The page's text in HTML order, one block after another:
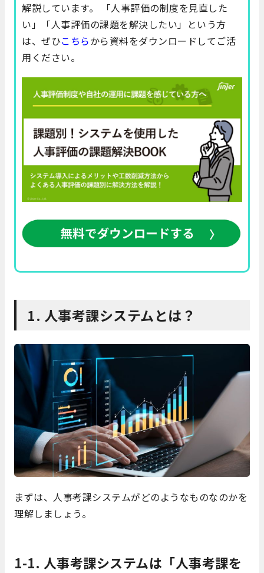
解説しています。
「人事評価の制度を見直した
い」「人事評価の課題を解決したい」という方
は、ぜひこちらから資料をダウンロードしてご活
用ください。
1. 人事考課システムとは？
まずは、人事考課システムがどのようなものなのかを
理解しましょう。
1-1. 人事考課システムは「人事考課を